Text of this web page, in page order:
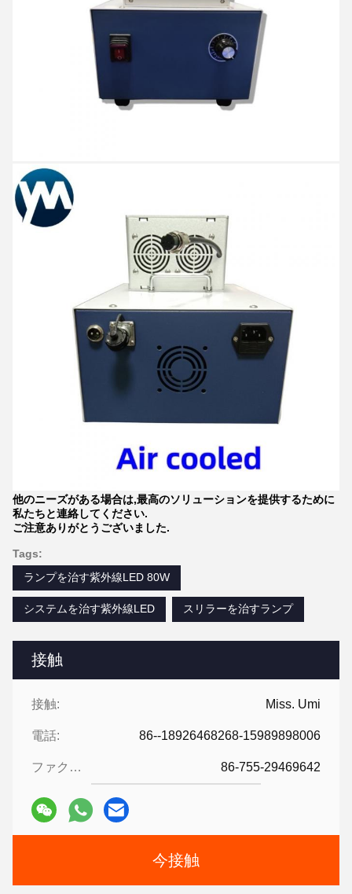
接触
接触: Miss. Umi
電話: 86--18926468268-15989898006
ファクシミリ: 86-755-29469642
今接触
他のニーズがある場合は,最高のソリューションを提供するために
私たちと連絡してください.
ご注意ありがとうございました.
Tags:
ランプを治す紫外線LED 80W
システムを治す紫外線LED スリラーを治すランプ